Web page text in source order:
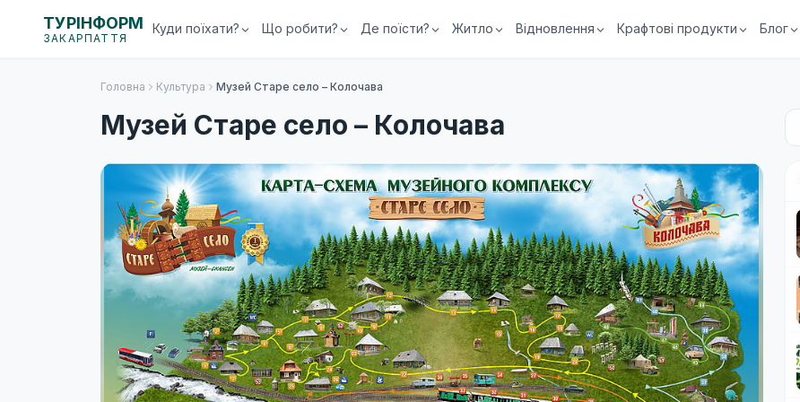
ТУРІНФОРМ
ЗАКАРПАТТЯ
Куди поїхати? Що робити? Де поїсти? Житло Відновлення Крафтові продукти Блог
Головна Культура Музей Старе село – Колочава
Музей Старе село – Колочава